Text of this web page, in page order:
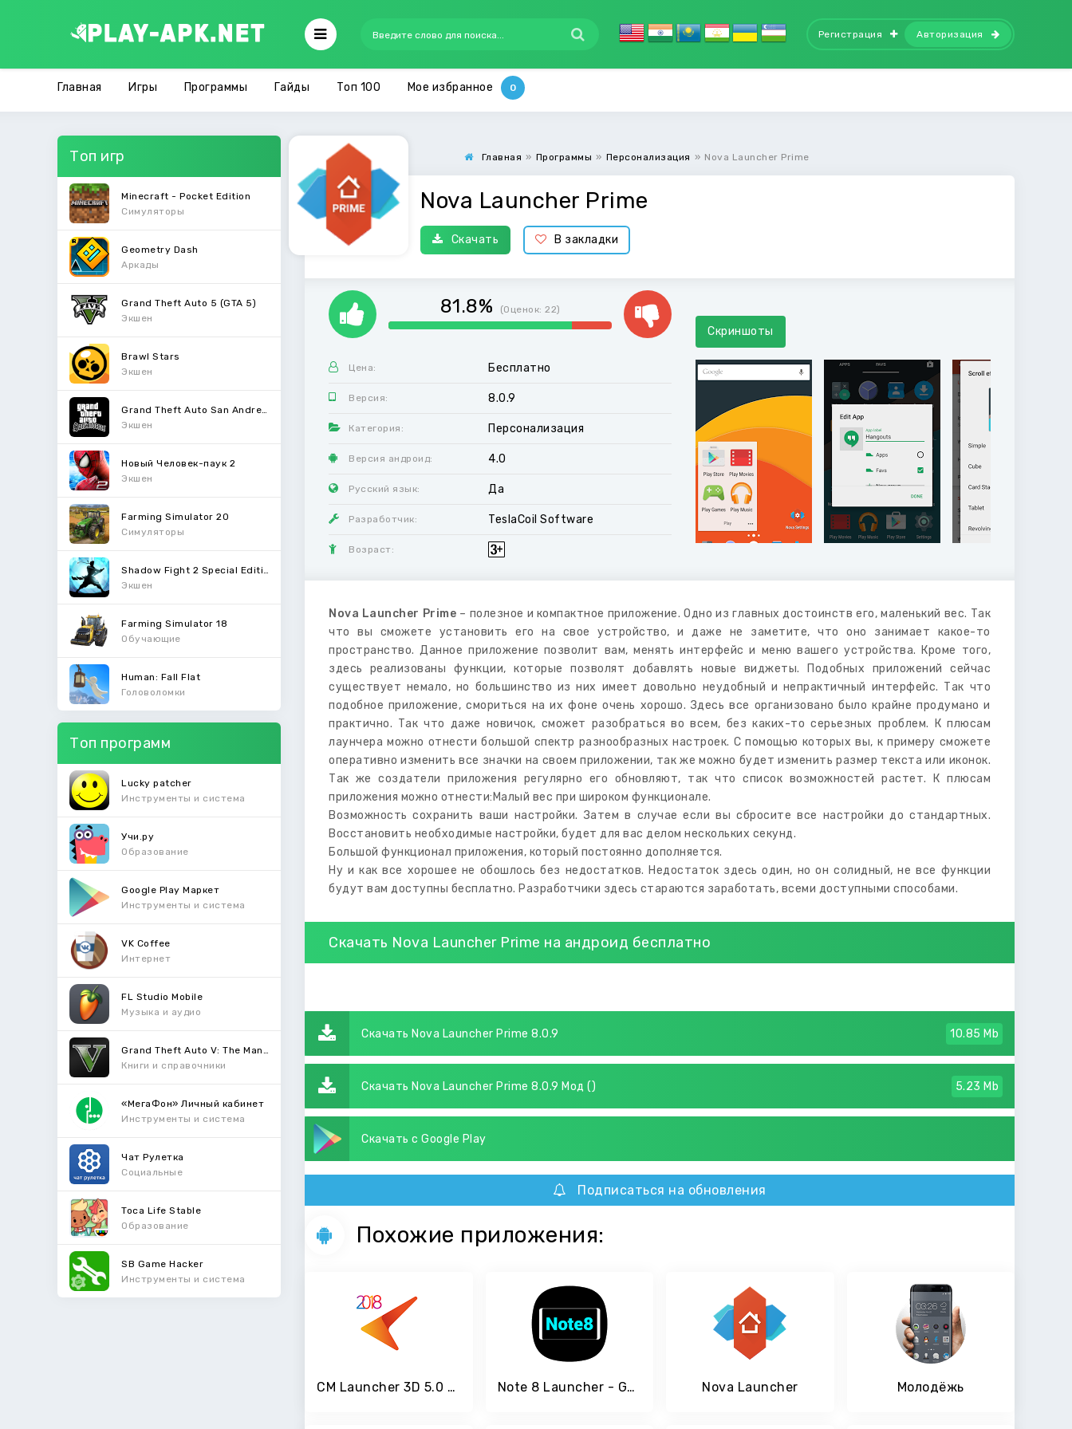
Регистрация Авторизация
Главная Игры Программы Гайды Топ 100 Мое избранное
Топ игр
Minecraft - Pocket Edition
Симуляторы
Geometry Dash
Аркады
Grand Theft Auto 5 (GTA 5)
Экшен
Brawl Stars
Экшен
Экшен
Новый Человек-паук 2
Экшен
Farming Simulator 20
Симуляторы
Экшен
Farming Simulator 18
Обучающие
Human: Fall Flat
Головоломки
Топ программ
Lucky patcher
Инструменты и система
Учи.ру
Образование
Google Play Маркет
Инструменты и система
VK Coffee
Интернет
FL Studio Mobile
Музыка и аудио
Книги и справочники
«МегаФон» Личный кабинет
Инструменты и система
Чат Рулетка
Социальные
Toca Life Stable
Образование
SB Game Hacker
Инструменты и система
Главная » Программы » Персонализация » Nova Launcher Prime
Nova Launcher Prime
Скачать В закладки
81.8% (Оценок: 22)
Цена: Бесплатно
Версия: 8.0.9
Категория: Персонализация
Версия андроид: 4.0
Русский язык: Да
Разработчик: TeslaCoil Software
Возраст:
Скриншоты
Nova Launcher Prime – полезное и компактное приложение. Одно из главных достоинств его, маленький вес. Так
что вы сможете установить его на свое устройство, и даже не заметите, что оно занимает какое-то
пространство. Данное приложение позволит вам, менять интерфейс и меню вашего устройства. Кроме того,
здесь реализованы функции, которые позволят добавлять новые виджеты. Подобных приложений сейчас
существует немало, но большинство из них имеет довольно неудобный и непрактичный интерфейс. Так что
подобное приложение, смориться на их фоне очень хорошо. Здесь все организовано было крайне продумано и
практично. Так что даже новичок, сможет разобраться во всем, без каких-то серьезных проблем. К плюсам
лаунчера можно отнести большой спектр разнообразных настроек. С помощью которых вы, к примеру сможете
оперативно изменить все значки на своем приложении, так же можно будет изменить размер текста или иконок.
Так же создатели приложения регулярно его обновляют, так что список возможностей растет. К плюсам
приложения можно отнести:Малый вес при широком функционале.
Возможность сохранить ваши настройки. Затем в случае если вы сбросите все настройки до стандартных.
Восстановить необходимые настройки, будет для вас делом нескольких секунд.
Большой функционал приложения, который постоянно дополняется.
Ну и как все хорошее не обошлось без недостатков. Недостаток здесь один, но он солидный, не все функции
будут вам доступны бесплатно. Разработчики здесь стараются заработать, всеми доступными способами.
Скачать Nova Launcher Prime на андроид бесплатно
Скачать Nova Launcher Prime 8.0.9 10.85 Mb
Скачать Nova Launcher Prime 8.0.9 Мод () 5.23 Mb
Скачать с Google Play
Подписаться на обновления
Похожие приложения:
CM Launcher 3D 5.0 - тема персонализация Note 8 Launcher - Galaxy Note8 launcher, theme Nova Launcher Молодёжь